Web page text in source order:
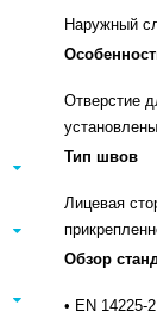
Наружный
Отверстие
Тип швов
Лицевая
Обзор
• EN 14225-